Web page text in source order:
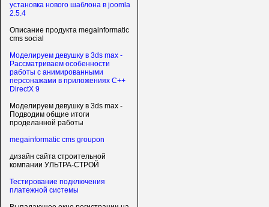
установка нового шаблона в joomla
2.5.4
Описание продукта megainformatic
cms social
Моделируем девушку в 3ds max -
Рассматриваем особенности
работы с анимированными
персонажами в приложениях C++
DirectX 9
Моделируем девушку в 3ds max -
Подводим общие итоги
проделанной работы
megainformatic cms groupon
дизайн сайта строительной
компании УЛЬТРА-СТРОЙ
Тестирование подключения
платежной системы